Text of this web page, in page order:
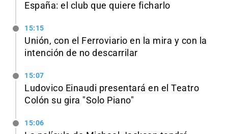
España: el club que quiere ficharlo
15:15
Unión, con el Ferroviario en la mira y con la
intención de no descarrilar
15:07
Ludovico Einaudi presentará en el Teatro
Colón su gira "Solo Piano"
15:06